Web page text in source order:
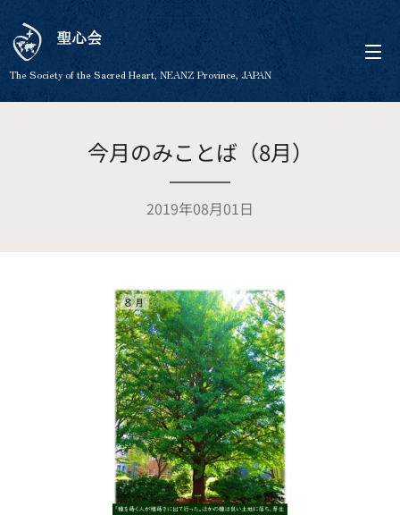
聖心会
The Society of the Sacred Heart, NEANZ Province, JAPAN
今月のみことば（8月）
2019年08月01日